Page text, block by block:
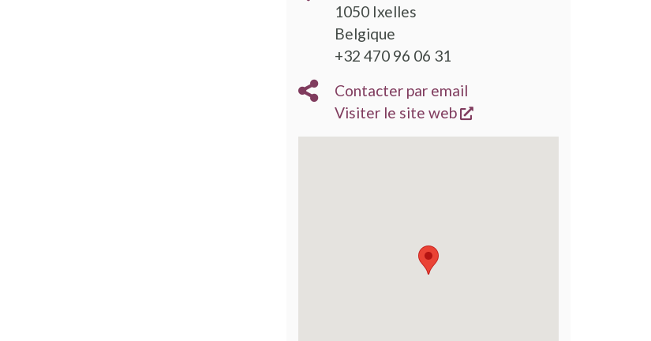
1050 Ixelles
Belgique
+32 470 96 06 31
Contacter par email
Visiter le site web
s'ouvre dans une